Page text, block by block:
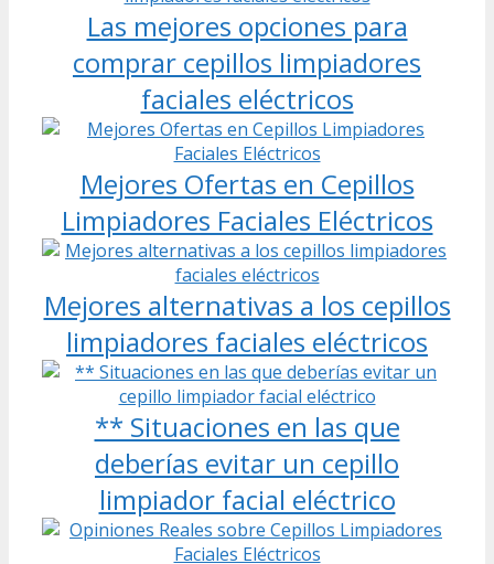
Las mejores opciones para
comprar cepillos limpiadores
faciales eléctricos
Mejores Ofertas en Cepillos
Limpiadores Faciales Eléctricos
Mejores alternativas a los cepillos
limpiadores faciales eléctricos
** Situaciones en las que
deberías evitar un cepillo
limpiador facial eléctrico